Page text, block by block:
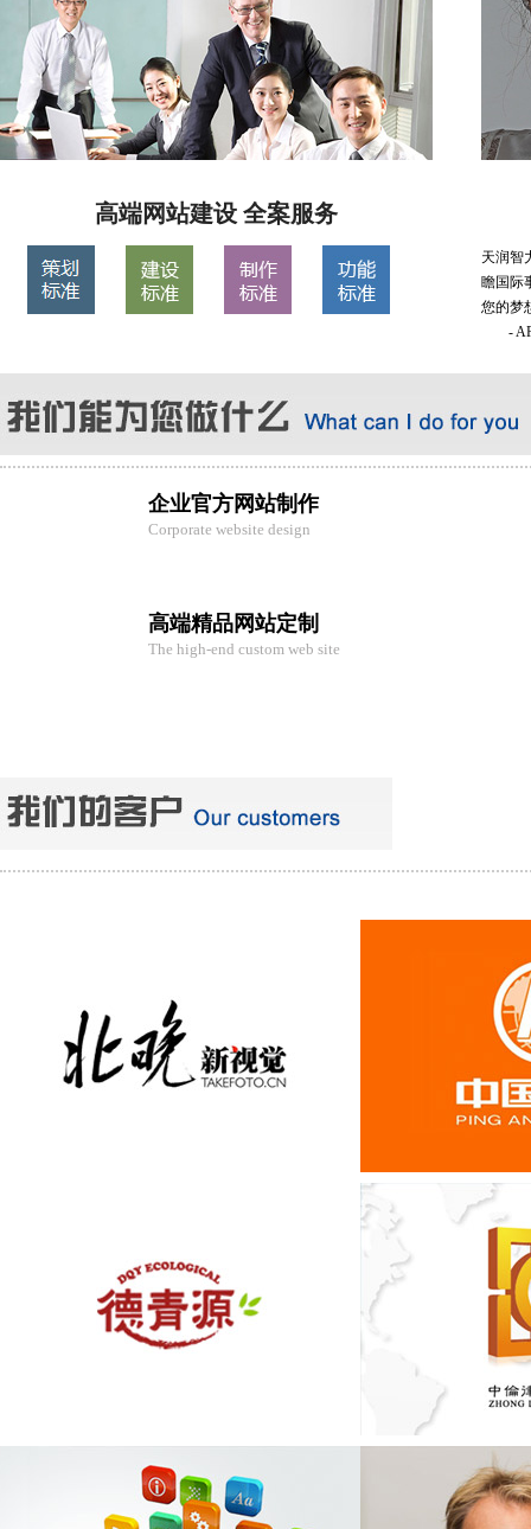
高端网站建设 全案服务
天润智
瞻国际
您的梦
-
企业官方网站制作
Corporate website design
高端精品网站定制
The high-end custom web site